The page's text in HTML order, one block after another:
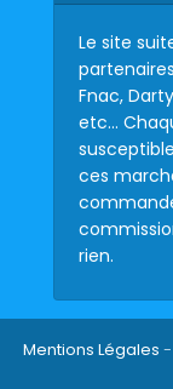
Le site
Fnac,
etc…
ces
rien.
Mentions Légales -